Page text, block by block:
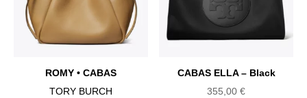
ROMY • CABAS
TORY BURCH
CABAS ELLA – Black
355,00€